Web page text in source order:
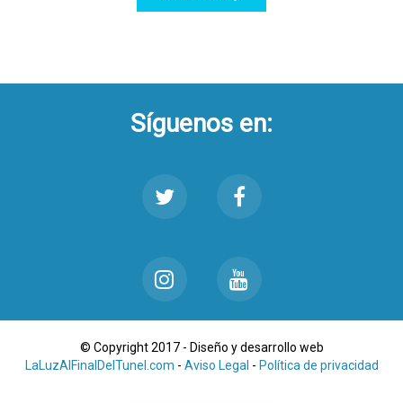
Síguenos en:
© Copyright 2017 - Diseño y desarrollo web
LaLuzAlFinalDelTunel.com - Aviso Legal - Política de privacidad